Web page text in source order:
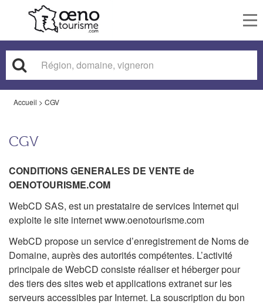
Accueil > CGV
CGV
CONDITIONS GENERALES DE VENTE de
OENOTOURISME.COM
WebCD SAS, est un prestataire de services Internet qui
exploite le site internet www.oenotourisme.com
WebCD propose un service d’enregistrement de Noms de
Domaine, auprès des autorités compétentes. L’activité
principale de WebCD consiste réaliser et héberger pour
des tiers des sites web et applications extranet sur les
serveurs accessibles par Internet. La souscription du bon